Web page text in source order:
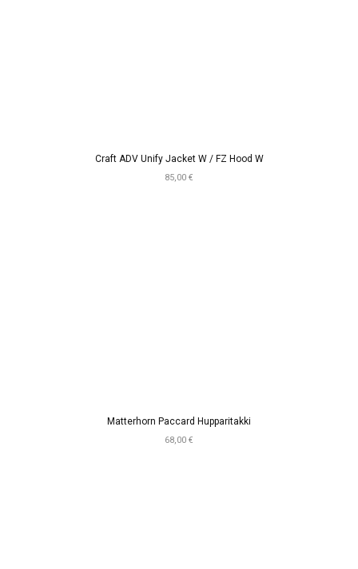
Craft ADV Unify Jacket W / FZ Hood W
85,00 €
Matterhorn Paccard Hupparitakki
68,00 €